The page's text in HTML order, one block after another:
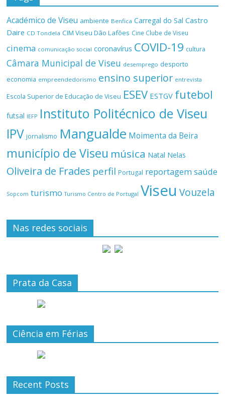
Académico de Viseu ambiente Benfica Carregal do Sal Castro
Daire CD Tondela CIM Viseu Dão Lafões Cine Clube de Viseu
cinema comunicação social coronavírus COVID-19 cultura
Câmara Municipal de Viseu desemprego desporto
economia empreendedorismo ensino superior entrevista
Escola Superior de Educação de Viseu ESEV ESTGV futebol
futsal IEFP Instituto Politécnico de Viseu
IPV jornalismo Mangualde Moimenta da Beira
município de Viseu música Natal Nelas
Oliveira de Frades perfil Portugal reportagemsaúde
Sopcom turismo Turismo Centro de Portugal Viseu Vouzela
Nas redes sociais
Prata da Casa
Ciência em Férias
Recent Posts